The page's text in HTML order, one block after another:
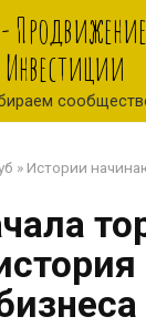
-
Инвестиции
» Истории